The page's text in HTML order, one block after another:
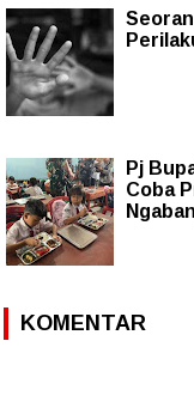
Pj
Coba
KOMENTAR